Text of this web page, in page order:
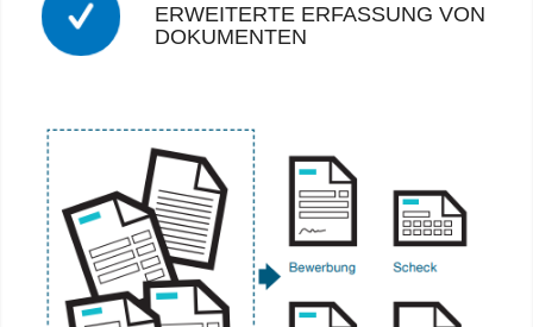
ERWEITERTE ERFASSUNG VON
DOKUMENTEN